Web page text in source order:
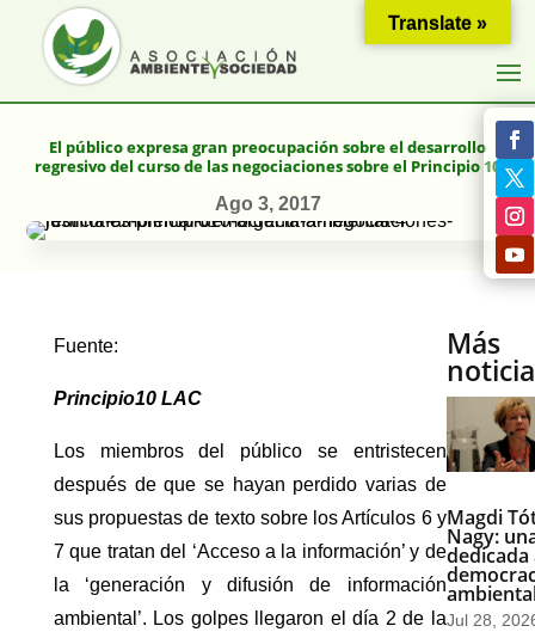
El público expresa gran preocupación sobre el desarrollo
regresivo del curso de las negociaciones sobre el Principio 10
Ago 3, 2017
Fuente:
Principio10 LAC
Los miembros del público se entristecen
después de que se hayan perdido varias de
sus propuestas de texto sobre los Artículos 6 y
7 que tratan del ‘Acceso a la información’ y de
la ‘generación y difusión de información
ambiental’. Los golpes llegaron el día 2 de la
Más
Magdi
Nagy:
dedicada
Jul 28,
Translate »